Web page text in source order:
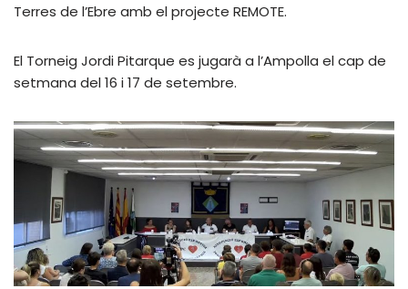
Terres de l’Ebre amb el projecte REMOTE.
El Torneig Jordi Pitarque es jugarà a l’Ampolla el cap de
setmana del 16 i 17 de setembre.